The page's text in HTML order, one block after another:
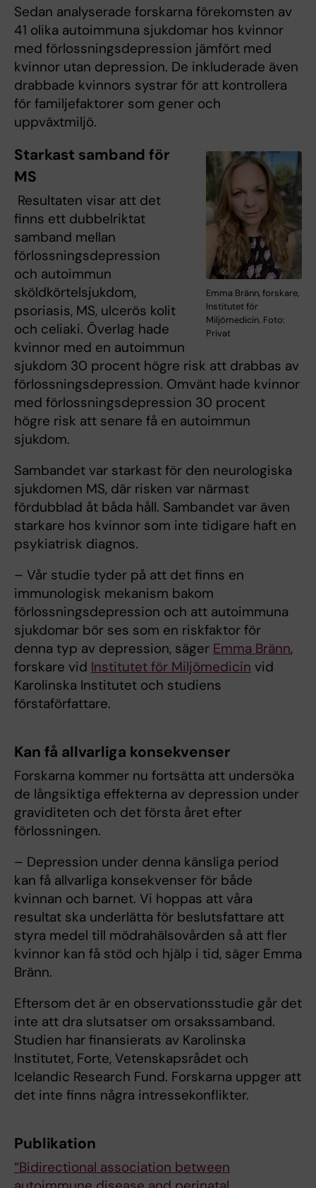
Sedan analyserade forskarna förekomsten av
41 olika autoimmuna sjukdomar hos kvinnor
med förlossningsdepression jämfört med
kvinnor utan depression. De inkluderade även
drabbade kvinnors systrar för att kontrollera
för familjefaktorer som gener och
uppväxtmiljö.
Emma Bränn, forskare,
Institutet för
Miljömedicin. Foto:
Privat
Starkast samband för
MS
Resultaten visar att det
finns ett dubbelriktat
samband mellan
förlossningsdepression
och autoimmun
sköldkörtelsjukdom,
psoriasis, MS, ulcerös kolit
och celiaki. Överlag hade
kvinnor med en autoimmun
sjukdom 30 procent högre risk att drabbas av
förlossningsdepression. Omvänt hade kvinnor
med förlossningsdepression 30 procent
högre risk att senare få en autoimmun
sjukdom.
Sambandet var starkast för den neurologiska
sjukdomen MS, där risken var närmast
fördubblad åt båda håll. Sambandet var även
starkare hos kvinnor som inte tidigare haft en
psykiatrisk diagnos.
– Vår studie tyder på att det finns en
immunologisk mekanism bakom
förlossningsdepression och att autoimmuna
sjukdomar bör ses som en riskfaktor för
denna typ av depression, säger Emma Bränn,
forskare vid Institutet för Miljömedicin vid
Karolinska Institutet och studiens
förstaförfattare.
Kan få allvarliga konsekvenser
Forskarna kommer nu fortsätta att undersöka
de långsiktiga effekterna av depression under
graviditeten och det första året efter
förlossningen.
– Depression under denna känsliga period
kan få allvarliga konsekvenser för både
kvinnan och barnet. Vi hoppas att våra
resultat ska underlätta för beslutsfattare att
styra medel till mödrahälsovården så att fler
kvinnor kan få stöd och hjälp i tid, säger Emma
Bränn.
Eftersom det är en observationsstudie går det
inte att dra slutsatser om orsakssamband.
Studien har finansierats av Karolinska
Institutet, Forte, Vetenskapsrådet och
Icelandic Research Fund. Forskarna uppger att
det inte finns några intressekonflikter.
Publikation
“Bidirectional association between